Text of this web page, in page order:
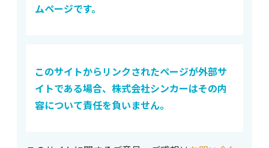
ムページです。
このサイトからリンクされたページが外部サ
イトである場合、株式会社シンカーはその内
容について責任を負いません。